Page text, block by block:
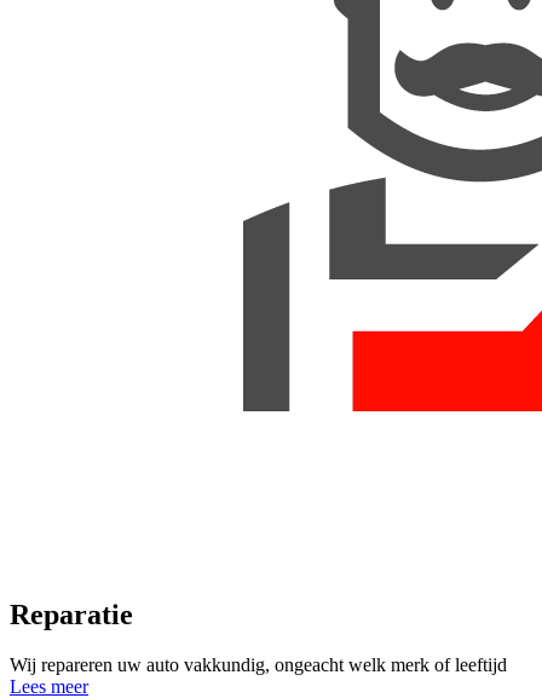
Reparatie
Wij repareren uw auto vakkundig, ongeacht welk merk of leeftijd
Lees meer